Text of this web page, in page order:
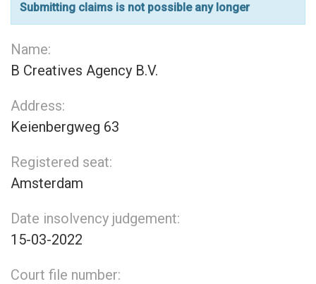
Submitting claims is not possible any longer
Name:
B Creatives Agency B.V.
Address:
Keienbergweg 63
Registered seat:
Amsterdam
Date insolvency judgement:
15-03-2022
Court file number: